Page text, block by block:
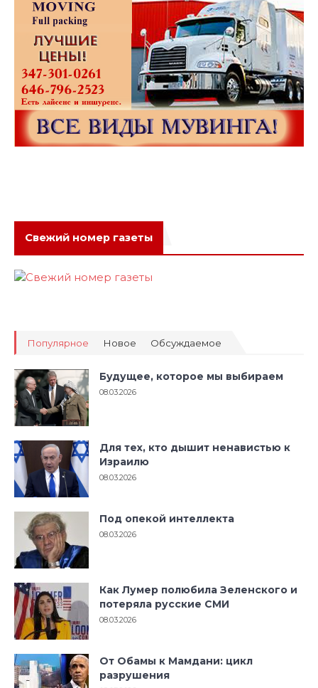
Свежий номер газеты
Популярное Новое Обсуждаемое
Будущее, которое мы выбираем
08.03.2026
Для тех, кто дышит ненавистью к
Израилю
08.03.2026
Под опекой интеллекта
08.03.2026
Как Лумер полюбила Зеленского и
потеряла русские СМИ
08.03.2026
От Обамы к Мамдани: цикл
разрушения